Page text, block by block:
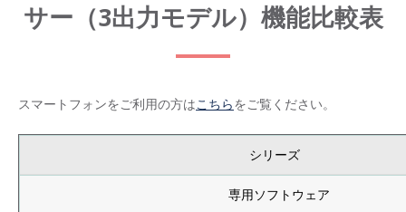
サー（3出力モデル）機能比較表
スマートフォンをご利用の方はこちらをご覧ください。
シリーズ
専用ソフトウェア